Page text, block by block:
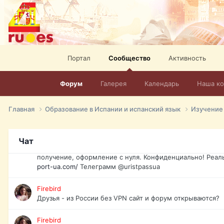
Портал Сообщество
Форум Галерея Календарь Наша
Активность
Главная Образование в Испании и испанский язык
Чат
спорт, HD. + Огромная видеотека + 10.000 фильмов и
сайта. Наш сайт: http://mir-tv.club/television-in-spain.html
David16
Книги
David16
Подскажите пожалуйста, как удалить свой аккаунт из
Юрист юа
получение, оформление с нуля. Конфиденциально!
port-ua.com/ Телеграмм @uristpassua
Firebird
Друзья - из России без VPN сайт и форум открываются?
Firebird